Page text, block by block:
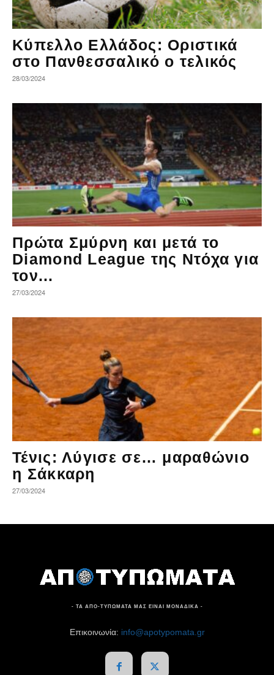
Κύπελλο Ελλάδος: Οριστικά
στο Πανθεσσαλικό ο τελικός
28/03/2024
Πρώτα Σμύρνη και μετά το
Diamond League της Ντόχα για
τον...
27/03/2024
Τένις: Λύγισε σε… μαραθώνιο
η Σάκκαρη
27/03/2024
- ΤΑ ΑΠΟ-ΤΥΠΩΜΑΤΑ ΜΑΣ ΕΙΝΑΙ ΜΟΝΑΔΙΚΑ -
Επικοινωνία: info@apotypomata.gr